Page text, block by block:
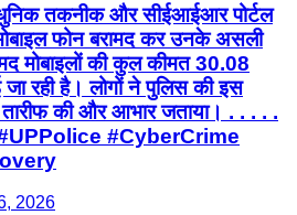
तकनीक और सीईआईआर पोर्टल
फोन बरामद कर उनके असली
मोबाइलों की कुल कीमत 30.08
रही है। लोगों ने पुलिस की इस
की और आभार जताया। . . . . .
#CyberCrime
2026